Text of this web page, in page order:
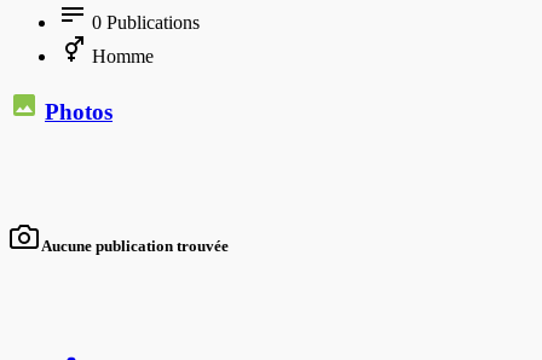
0 Publications
Homme
Photos
Aucune publication trouvée